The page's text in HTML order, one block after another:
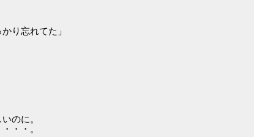
り忘れてた」
のに。
・・。